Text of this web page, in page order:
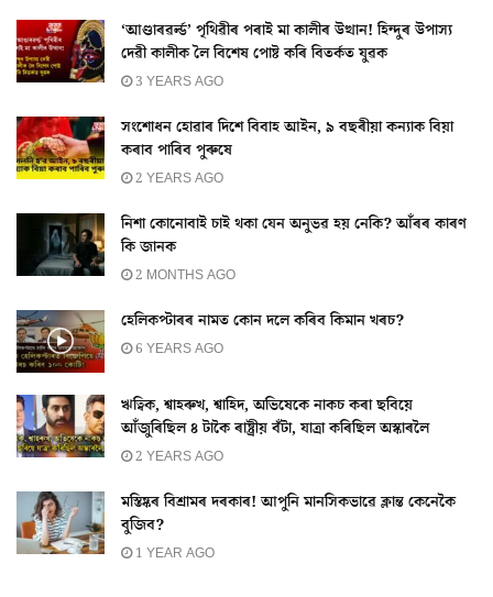
‘আণ্ডাৰৱৰ্ল্ড’ পৃথিৱীৰ পৰাই মা কালীৰ উত্থান! হিন্দুৰ উপাস্য
দেৱী কালীক লৈ বিশেষ পোষ্ট কৰি বিতৰ্কত যুৱক
3 YEARS AGO
সংশোধন হোৱাৰ দিশে বিবাহ আইন, ৯ বছৰীয়া কন্যাক বিয়া
কৰাব পাৰিব পুৰুষে
2 YEARS AGO
নিশা কোনোবাই চাই থকা যেন অনুভৱ হয় নেকি? আঁৰৰ কাৰণ
কি জানক
2 MONTHS AGO
হেলিকপ্টাৰৰ নামত কোন দলে কৰিব কিমান খৰচ?
6 YEARS AGO
ঋত্বিক, শ্বাহৰুখ, শ্বাহিদ, অভিষেকে নাকচ কৰা ছবিয়ে
আঁজুৰিছিল ৪ টাকৈ ৰাষ্ট্ৰীয় বঁটা, যাত্ৰা কৰিছিল অস্কাৰলৈ
2 YEARS AGO
মস্তিষ্কৰ বিশ্ৰামৰ দৰকাৰ! আপুনি মানসিকভাৱে ক্লান্ত কেনেকৈ
বুজিব?
1 YEAR AGO